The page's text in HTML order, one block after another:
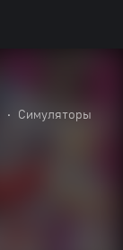
•
Симуляторы